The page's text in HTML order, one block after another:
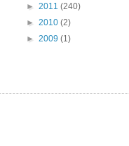
► 2011 (240)
► 2010 (2)
► 2009 (1)